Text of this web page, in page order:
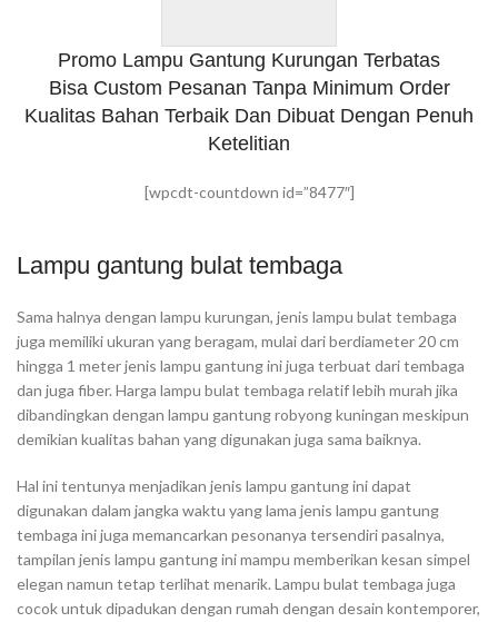
Promo Lampu Gantung Kurungan Terbatas
Bisa Custom Pesanan Tanpa Minimum Order
Kualitas Bahan Terbaik Dan Dibuat Dengan Penuh
Ketelitian
[wpcdt-countdown id=”8477″]
Lampu gantung bulat tembaga
Sama halnya dengan lampu kurungan, jenis lampu bulat tembaga
juga memiliki ukuran yang beragam, mulai dari berdiameter 20 cm
hingga 1 meter jenis lampu gantung ini juga terbuat dari tembaga
dan juga fiber. Harga lampu bulat tembaga relatif lebih murah jika
dibandingkan dengan lampu gantung robyong kuningan meskipun
demikian kualitas bahan yang digunakan juga sama baiknya.
Hal ini tentunya menjadikan jenis lampu gantung ini dapat
digunakan dalam jangka waktu yang lama jenis lampu gantung
tembaga ini juga memancarkan pesonanya tersendiri pasalnya,
tampilan jenis lampu gantung ini mampu memberikan kesan simpel
elegan namun tetap terlihat menarik. Lampu bulat tembaga juga
cocok untuk dipadukan dengan rumah dengan desain kontemporer,